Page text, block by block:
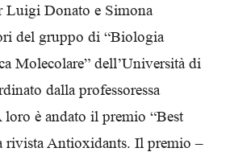
Luigi Donato e Simona
del gruppo di “Biologia
Molecolare” dell’Università di
dalla professoressa
è andato il premio “Best
rivista Antioxidants. Il premio –